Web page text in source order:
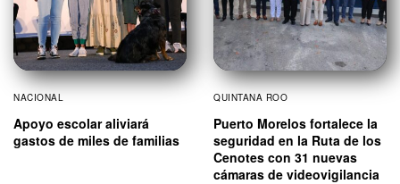
NACIONAL
Apoyo escolar aliviará
gastos de miles de familias
QUINTANA ROO
Puerto Morelos fortalece la
seguridad en la Ruta de los
Cenotes con 31 nuevas
cámaras de videovigilancia